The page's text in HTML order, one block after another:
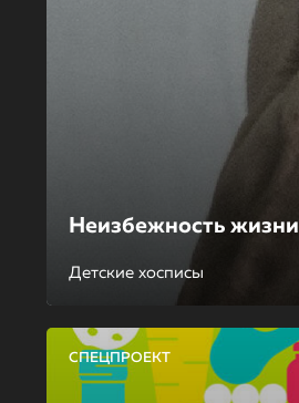
Неизбежность жизни
Детские хосписы
СПЕЦПРОЕКТ